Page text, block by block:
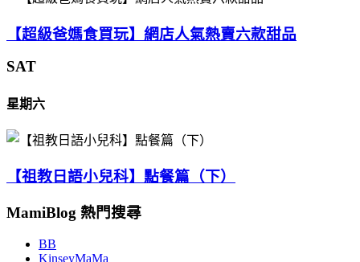
【超級爸媽食買玩】網店人氣熱賣六款甜品
SAT
星期六
【祖教日語小兒科】點餐篇（下）
MamiBlog 熱門搜尋
BB
KinseyMaMa